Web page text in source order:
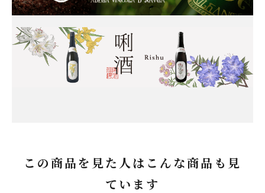
この商品を見た人はこんな商品も見
ています